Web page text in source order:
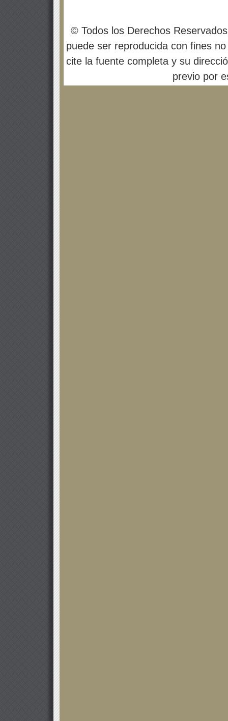
© Todos los Derechos
puede ser reproducida con fines
cite la fuente completa y su
previo por